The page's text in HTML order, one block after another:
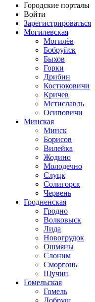
Городские порталы
Войти
Зарегистрироваться
Могилевская
Могилёв
Бобруйск
Быхов
Горки
Дрибин
Костюковичи
Кричев
Мстиславль
Осиповичи
Минская
Минск
Борисов
Вилейка
Жодино
Молодечно
Слуцк
Солигорск
Червень
Гродненская
Гродно
Волковыск
Лида
Новогрудок
Ошмяны
Слоним
Сморгонь
Щучин
Гомельская
Гомель
Добруш